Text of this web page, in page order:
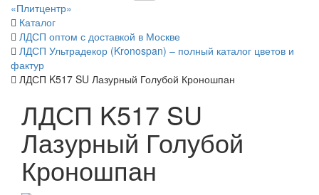
«Плитцентр»
Каталог
ЛДСП оптом с доставкой в Москве
ЛДСП Ультрадекор (Kronospan) – полный каталог цветов и
фактур
ЛДСП K517 SU Лазурный Голубой Кроношпан
ЛДСП K517 SU
Лазурный Голубой
Кроношпан